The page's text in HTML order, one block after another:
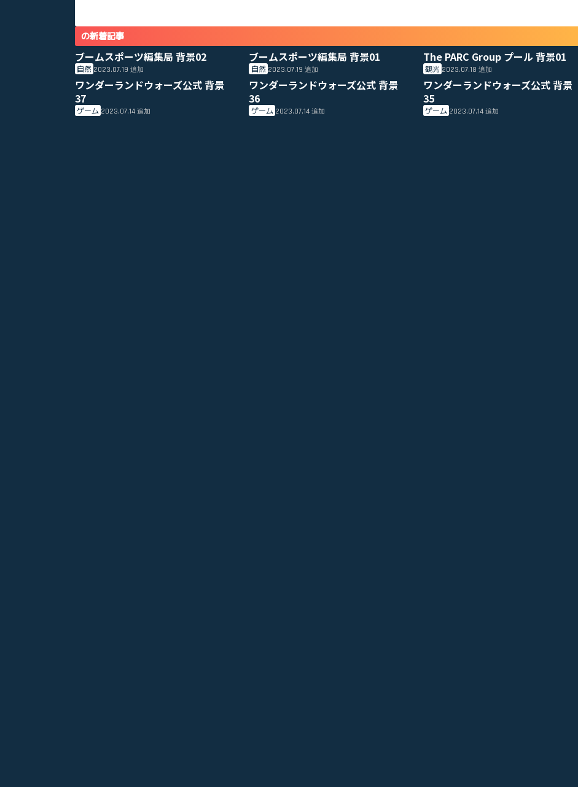
の新着記事
ブームスポーツ編集局 背景02
自然 2023.07.19追加
ブームスポーツ編集局 背景01
自然 2023.07.19 追加
The PARC Group プール 背景01
観光 2023.07.18追加
ワンダーランドウォーズ公式 背景
37
ゲーム 2023.07.14追加
ワンダーランドウォーズ公式 背景
36
ゲーム 2023.07.14 追加
ワンダーランドウォーズ公式 背景
35
ゲーム 2023.07.14追加